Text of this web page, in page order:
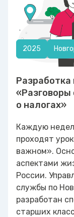
2025
Разработка
о налогах»
Каждую
проходят
важном».
аспектами
России.
службы по
разработан
старших